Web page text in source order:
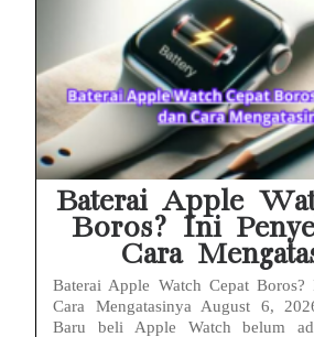
Baterai Apple
Boros? Ini
Cara
Baterai Apple Watch Cepat Boros?
Cara Mengatasinya August 6,
Baru beli Apple Watch belum